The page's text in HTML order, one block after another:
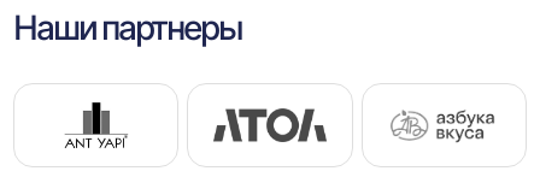
Наши партнеры